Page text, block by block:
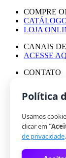
COMPRE
LOJA
CANAIS
ACESSE
CONTATO
© HINODE
|
CÓDIGO
|
Política
Usamos
clicar em
de privacidade.